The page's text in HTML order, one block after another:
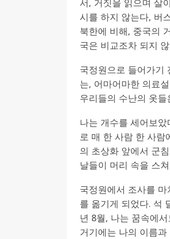
[ 2026-07-27 ]
[ 2026-07-20 ]
[ 2026-07-20 ] “
인소식
[ 2026-07-20 ]
[ 2022-03-20 ]
서, 거짓을 읽으며 살
시를 하지 않는다, 버
북한에 비해, 중국의
국은 비교조차 되지
국정원으로 들어가기
는, 어마어마한 의료
우리들의 수난의 옷
나는 개수를 세어보
로 매 한 사람 한 사람
의 초상화 앞에서 군
날들이 머리 속을 스
국정원에서 조사를
를 옮기게 되었다. 석
년 8월, 나는 꿈속에
거기에는 나의 이름